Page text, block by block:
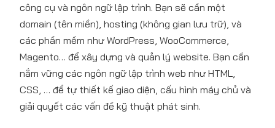
công cụ và ngôn ngữ lập trình. Bạn sẽ cần một
domain (tên miền), hosting (không gian lưu trữ), và
các phần mềm như WordPress, WooCommerce,
Magento… để xây dựng và quản lý website. Bạn cần
nắm vững các ngôn ngữ lập trình web như HTML,
CSS, … để tự thiết kế giao diện, cấu hình máy chủ và
giải quyết các vấn đề kỹ thuật phát sinh.